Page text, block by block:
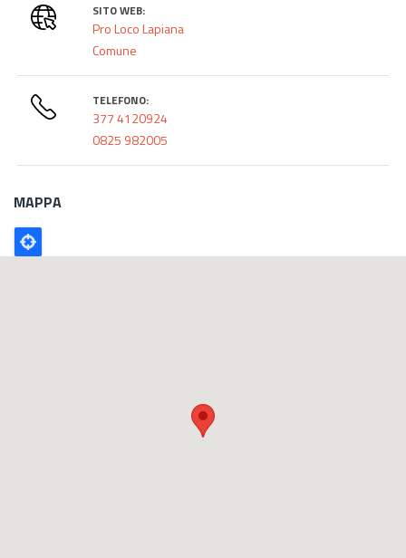
SITO WEB:
Pro Loco Lapiana
Comune
TELEFONO:
377 4120924
0825 982005
MAPPA
Poligono
GEO